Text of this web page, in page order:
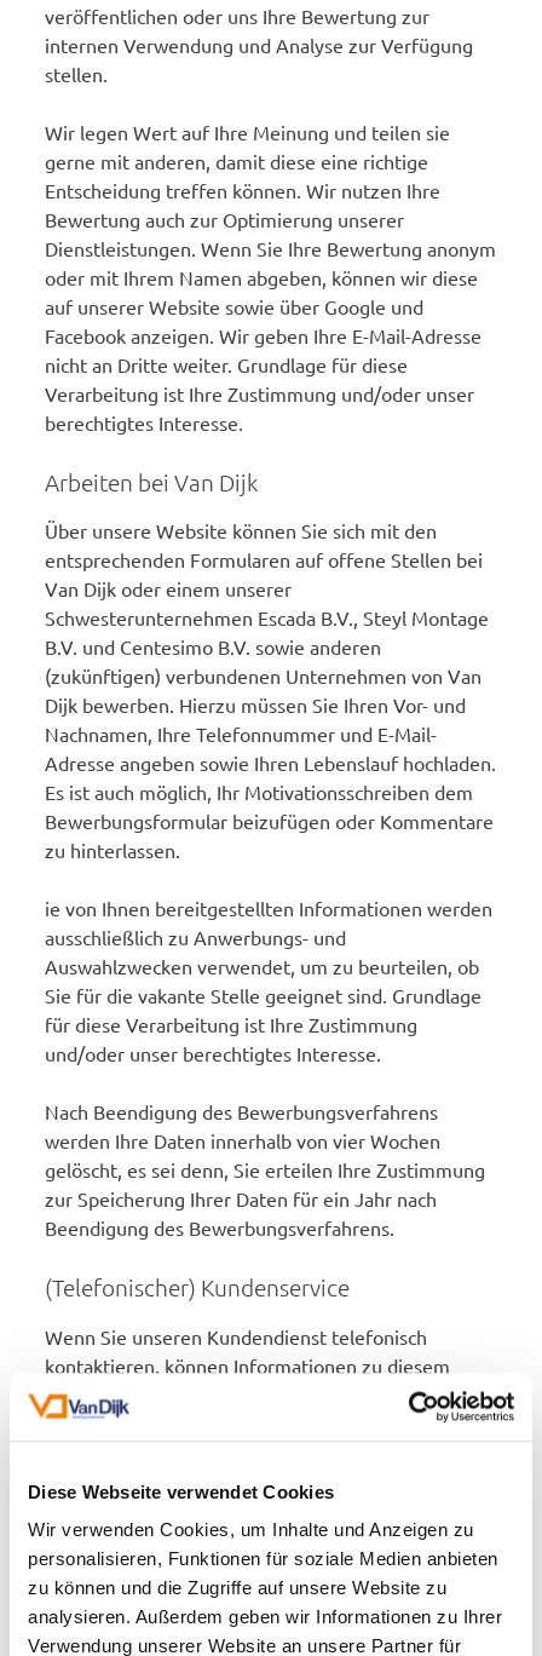
Diese Webseite verwendet Cookies
Wir verwenden Cookies, um Inhalte und Anzeigen zu
personalisieren, Funktionen für soziale Medien anbieten
zu können und die Zugriffe auf unsere Website zu
analysieren. Außerdem geben wir Informationen zu Ihrer
Verwendung unserer Website an unsere Partner für
veröffentlichen oder uns Ihre Bewertung zur
internen Verwendung und Analyse zur Verfügung
stellen.
Wir legen Wert auf Ihre Meinung und teilen sie
gerne mit anderen, damit diese eine richtige
Entscheidung treffen können. Wir nutzen Ihre
Bewertung auch zur Optimierung unserer
Dienstleistungen. Wenn Sie Ihre Bewertung anonym
oder mit Ihrem Namen abgeben, können wir diese
auf unserer Website sowie über Google und
Facebook anzeigen. Wir geben Ihre E-Mail-Adresse
nicht an Dritte weiter. Grundlage für diese
Verarbeitung ist Ihre Zustimmung und/oder unser
berechtigtes Interesse.
Arbeiten bei Van Dijk
Über unsere Website können Sie sich mit den
entsprechenden Formularen auf offene Stellen bei
Van Dijk oder einem unserer
Schwesterunternehmen Escada B.V., Steyl Montage
B.V. und Centesimo B.V. sowie anderen
(zukünftigen) verbundenen Unternehmen von Van
Dijk bewerben. Hierzu müssen Sie Ihren Vor- und
Nachnamen, Ihre Telefonnummer und E-Mail-
Adresse angeben sowie Ihren Lebenslauf hochladen.
Es ist auch möglich, Ihr Motivationsschreiben dem
Bewerbungsformular beizufügen oder Kommentare
zu hinterlassen.
ie von Ihnen bereitgestellten Informationen werden
ausschließlich zu Anwerbungs- und
Auswahlzwecken verwendet, um zu beurteilen, ob
Sie für die vakante Stelle geeignet sind. Grundlage
für diese Verarbeitung ist Ihre Zustimmung
und/oder unser berechtigtes Interesse.
Nach Beendigung des Bewerbungsverfahrens
werden Ihre Daten innerhalb von vier Wochen
gelöscht, es sei denn, Sie erteilen Ihre Zustimmung
zur Speicherung Ihrer Daten für ein Jahr nach
Beendigung des Bewerbungsverfahrens.
(Telefonischer) Kundenservice
Wenn Sie unseren Kundendienst telefonisch
kontaktieren, können Informationen zu diesem
Kontaktzeitpunkt gespeichert werden,
beispielsweise durch Aufzeichnung Ihres
damit wir Ihnen auch zu einem späteren Zeitpunkt
Telefongespräche mit unserem Kundenservice
können aufgezeichnet werden. Auch hierüber
werden Sie zum Zeitpunkt des Telefonats und vor
Beginn der Aufzeichnung informiert.